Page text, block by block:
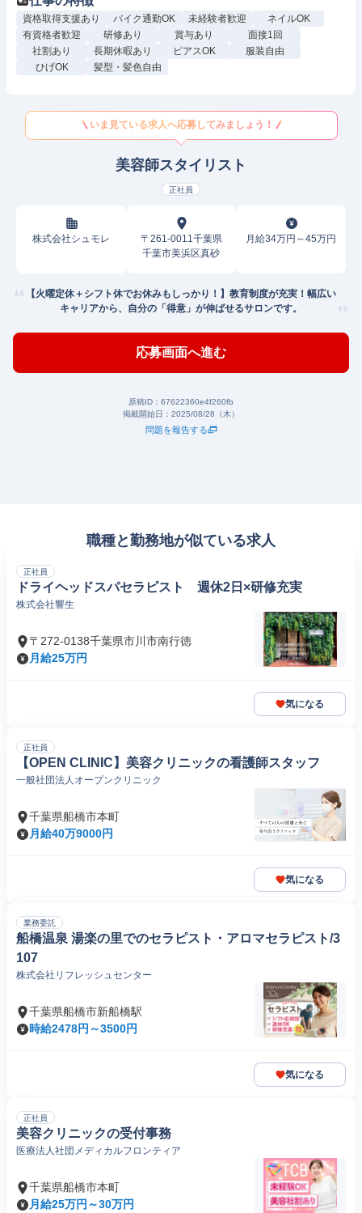
資格取得支援あり バイク通勤OK 未経験者歓迎
ネイルOK
有資格者歓迎
研修あり 賞与あり
面接1回
社割あり
長期休暇あり ピアスOK
服装自由
ひげOK
髪型・髪色自由
いま見ている求人へ応募してみましょう！
美容師スタイリスト
正社員
株式会社シュモレ
〒261-0011千葉県
千葉市美浜区真砂
月給34万円～45万円
【火曜定休＋シフト休でお休みもしっかり！】教育制度が充実！幅広い
キャリアから、自分の「得意」が伸ばせるサロンです。
応募画面へ進む
原稿ID： 67622360e4f260fb
掲載開始日： 2025/08/28（木）
問題を報告する
職種と勤務地が似ている求人
正社員
ドライヘッドスパセラピスト 週休2日×研修充実
株式会社響生
〒272-0138千葉県市川市南行徳
月給25万円
気になる
正社員
【OPEN CLINIC】美容クリニックの看護師スタッフ
一般社団法人オープンクリニック
千葉県船橋市本町
月給40万9000円
気になる
業務委託
船橋温泉 湯楽の里でのセラピスト・アロマセラピスト/3
107
株式会社リフレッシュセンター
千葉県船橋市新船橋駅
時給2478円～3500円
気になる
正社員
美容クリニックの受付事務
医療法人社団メディカルフロンティア
千葉県船橋市本町
月給25万円～30万円